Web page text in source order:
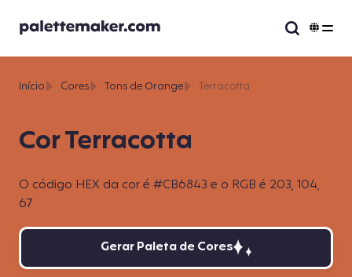
Cor Terracotta
O código HEX da cor é #CB6843 e o RGB é 203, 104,
67
Início Cores Tons de Orange Terracotta
Gerar Paleta de Cores